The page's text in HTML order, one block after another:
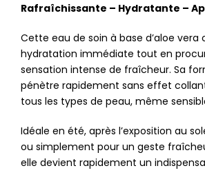
Rafraîchissante – Hydratante –
Cette eau de soin à base d’aloe vera
hydratation immédiate tout en
sensation intense de fraîcheur. Sa
pénètre rapidement sans effet
tous les types de peau, même
Idéale en été, après l’exposition au
ou simplement pour un geste
elle devient rapidement un